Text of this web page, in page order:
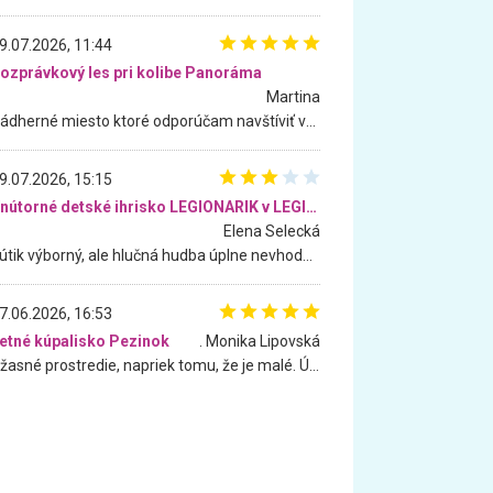
11:44
les pri kolibe Panoráma
Martina
15:15
Vnútorné detské ihrisko LEGIONARIK v LEGIA Fitness
Elena Selecká
16:53
kúpalisko Pezinok
. Monika Lipovská